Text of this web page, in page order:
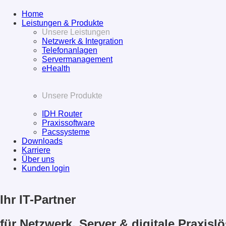
Home
Leistungen & Produkte
Unsere Leistungen
Netzwerk & Integration
Telefonanlagen
Servermanagement
eHealth
Unsere Produkte
IDH Router
Praxissoftware
Pacssysteme
Downloads
Karriere
Über uns
Kunden login
Ihr IT-Partner